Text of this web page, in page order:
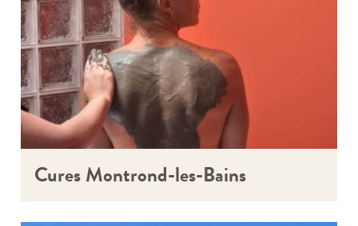
Cures Montrond-les-Bains